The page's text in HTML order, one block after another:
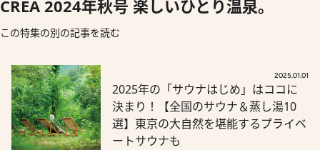
CREA 2024年秋号 楽しいひとり温泉。
この特集の別の記事を読む
2025.01.01
2025年の「サウナはじめ」はココに
決まり！【全国のサウナ＆蒸し湯10
選】東京の大自然を堪能するプライベ
ートサウナも